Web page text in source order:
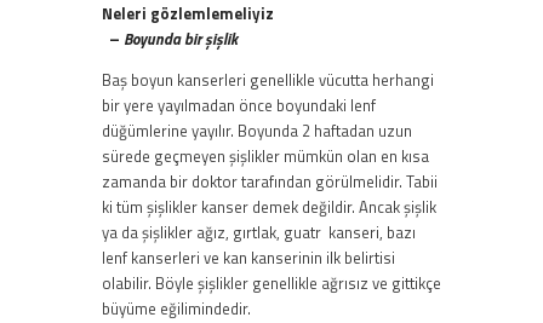
Neleri gözlemlemeliyiz
– Boyunda bir şişlik
Baş boyun kanserleri genellikle vücutta herhangi
bir yere yayılmadan önce boyundaki lenf
düğümlerine yayılır. Boyunda 2 haftadan uzun
sürede geçmeyen şişlikler mümkün olan en kısa
zamanda bir doktor tarafından görülmelidir. Tabii
ki tüm şişlikler kanser demek değildir. Ancak şişlik
ya da şişlikler ağız, gırtlak, guatr kanseri, bazı
lenf kanserleri ve kan kanserinin ilk belirtisi
olabilir. Böyle şişlikler genellikle ağrısız ve gittikçe
büyüme eğilimindedir.